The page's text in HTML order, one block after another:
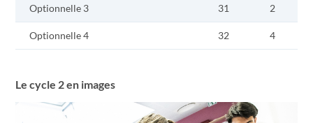
Optionnelle 3 31 2
Optionnelle 4 32 4
Le cycle 2 en images